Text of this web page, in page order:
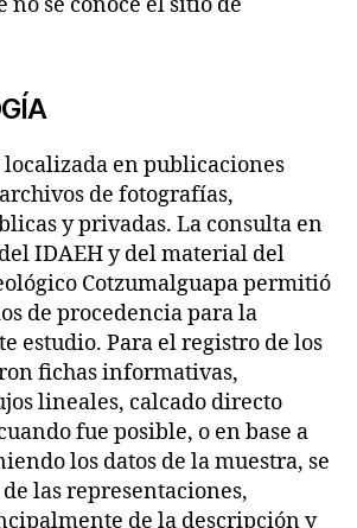
en publicaciones
de fotografías,
y privadas. La consulta en
IDAEH y del material del
Cotzumalguapa permitió
de procedencia para la
estudio. Para el registro de los
fichas informativas,
lineales, calcado directo
fue posible, o en base a
los datos de la muestra, se
las representaciones,
de la descripción y